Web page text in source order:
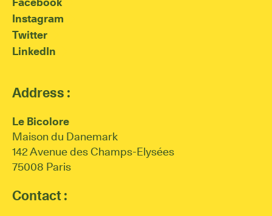
Instagram
Twitter
LinkedIn
Address :
Le Bicolore
Maison du Danemark
142 Avenue des Champs-Elysées
75008 Paris
Contact :